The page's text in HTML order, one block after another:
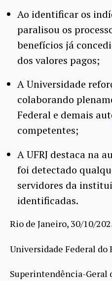
Ao identificar os
paralisou os
benefícios já
dos valores pagos;
A Universidade
colaborando
Federal e demais
competentes;
A UFRJ destaca na
foi detectado
servidores da
identificadas.
Rio de Janeiro, 30/10/
Universidade Federal do
Superintendência-Geral